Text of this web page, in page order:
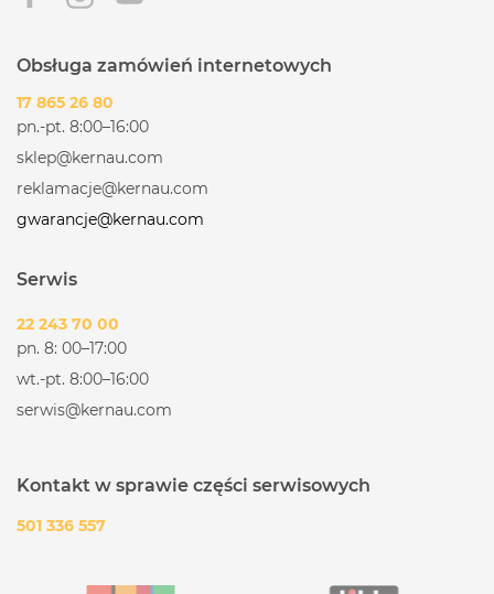
Obsługa zamówień internetowych
17 865 26 80
pn.-pt. 8:00–16:00
sklep@kernau.com
reklamacje@kernau.com
gwarancje@kernau.com
Serwis
22 243 70 00
pn. 8: 00–17:00
wt.-pt. 8:00–16:00
serwis@kernau.com
Kontakt w sprawie części serwisowych
501 336 557